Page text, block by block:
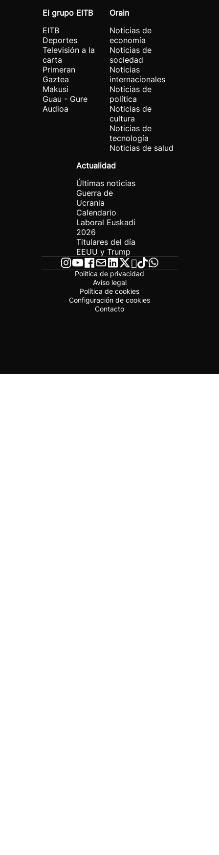
El grupo EITB
EITB
Deportes
Televisión a la
carta
Primeran
Gaztea
Makusi
Guau - Gure
Audioa
Orain
Noticias de
economía
Noticias de
sociedad
Noticias
internacionales
Noticias de
política
Noticias de
cultura
Noticias de
tecnología
Noticias de salud
Actualidad
Últimas noticias
Guerra de
Ucrania
Calendario
Laboral Euskadi
2026
Titulares del día
EEUU y Trump
Política de privacidad
Aviso legal
Política de cookies
Configuración de cookies
Contacto